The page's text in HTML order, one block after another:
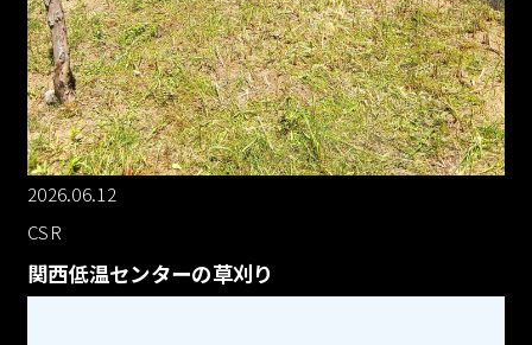
2026.06.12
CSR
関西低温センターの草刈り